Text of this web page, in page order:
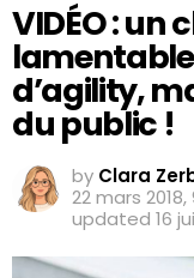
VIDÉO : un
d’agility,
du public !
by Clara
22 mars
updated 16